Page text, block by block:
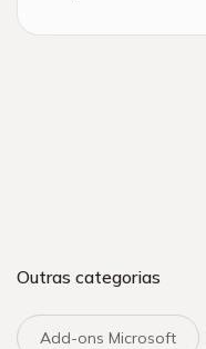
Outras categorias
Add-ons Microsoft